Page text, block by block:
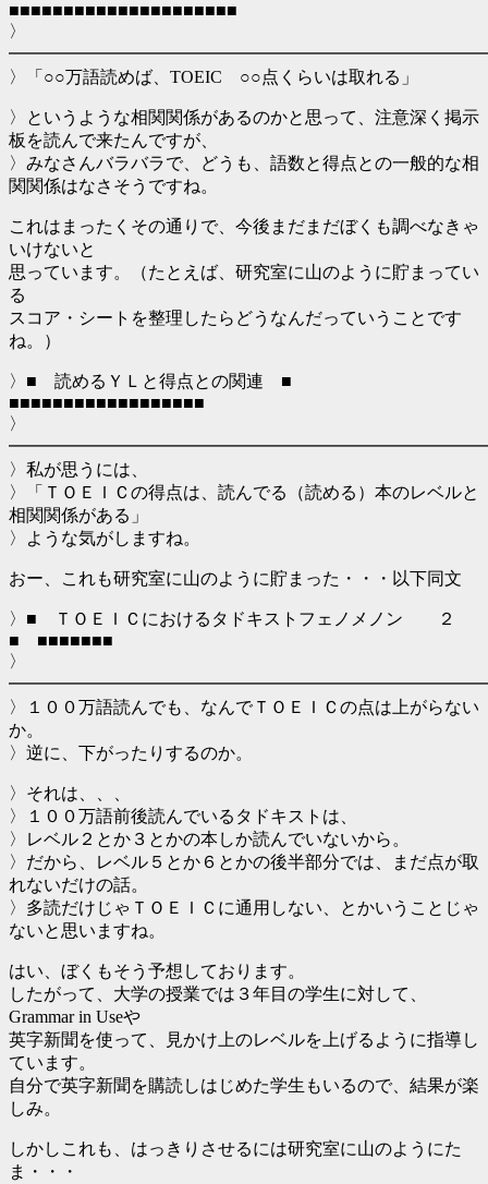
■■■■■■■■■■■■■■■■■■■■■
〉
〉「○○万語読めば、TOEIC ○○点くらいは取れる」
〉というような相関関係があるのかと思って、注意深く掲示
板を読んで来たんですが、
〉みなさんバラバラで、どうも、語数と得点との一般的な相
関関係はなさそうですね。
これはまったくその通りで、今後まだまだぼくも調べなきゃ
いけないと
思っています。（たとえば、研究室に山のように貯まってい
る
スコア・シートを整理したらどうなんだっていうことです
ね。）
〉■ 読めるＹＬと得点との関連 ■
■■■■■■■■■■■■■■■■■■
〉
〉私が思うには、
〉「ＴＯＥＩＣの得点は、読んでる（読める）本のレベルと
相関関係がある」
〉ような気がしますね。
おー、これも研究室に山のように貯まった・・・以下同文
〉■ ＴＯＥＩＣにおけるタドキストフェノメノン ２
■ ■■■■■■■
〉
〉１００万語読んでも、なんでＴＯＥＩＣの点は上がらない
か。
〉逆に、下がったりするのか。
〉それは、、、
〉１００万語前後読んでいるタドキストは、
〉レベル２とか３とかの本しか読んでいないから。
〉だから、レベル５とか６とかの後半部分では、まだ点が取
れないだけの話。
〉多読だけじゃＴＯＥＩＣに通用しない、とかいうことじゃ
ないと思いますね。
はい、ぼくもそう予想しております。
したがって、大学の授業では３年目の学生に対して、
Grammar in Useや
英字新聞を使って、見かけ上のレベルを上げるように指導し
ています。
自分で英字新聞を購読しはじめた学生もいるので、結果が楽
しみ。
しかしこれも、はっきりさせるには研究室に山のようにた
ま・・・